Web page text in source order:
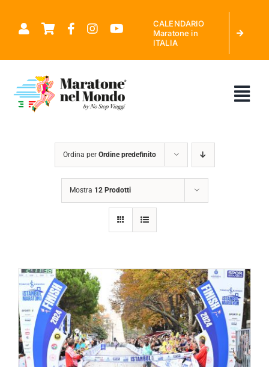
CALENDARIO
Maratone in
ITALIA
CHI SIAMO
MARATONE NEL MONDO
CALENDARIO MARATONE IN ITALIA
BLOG
CONTATTACI
Ordina per Ordine predefinito
Mostra 12 Prodotti